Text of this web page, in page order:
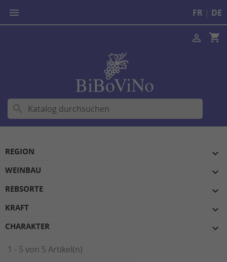

shopping_cart

FR DE
search
REGION 
WEINBAU 
REBSORTE 
KRAFT 
CHARAKTER 
1 - 5 von 5 Artikel(n)